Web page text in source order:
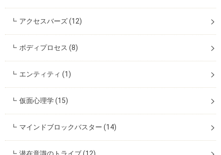
アクセスバーズ(12)
ボディプロセス(8)
エンティティ(1)
仮面心理学(15)
マインドブロックバスター(14)